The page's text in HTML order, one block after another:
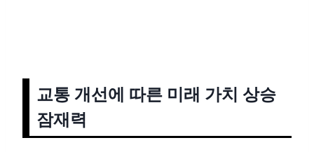
교통 개선에 따른 미래 가치 상승
잠재력